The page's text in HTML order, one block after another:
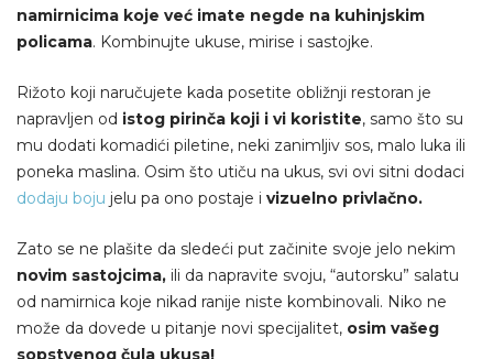
namirnicima koje već imate negde na kuhinjskim
policama. Kombinujte ukuse, mirise i sastojke.
Rižoto koji naručujete kada posetite obližnji restoran je
napravljen od istog pirinča koji i vi koristite, samo što su
mu dodati komadići piletine, neki zanimljiv sos, malo luka ili
poneka maslina. Osim što utiču na ukus, svi ovi sitni dodaci
dodaju boju jelu pa ono postaje i vizuelno privlačno.
Zato se ne plašite da sledeći put začinite svoje jelo nekim
novim sastojcima, ili da napravite svoju, “autorsku” salatu
od namirnica koje nikad ranije niste kombinovali. Niko ne
može da dovede u pitanje novi specijalitet, osim vašeg
sopstvenog čula ukusa!